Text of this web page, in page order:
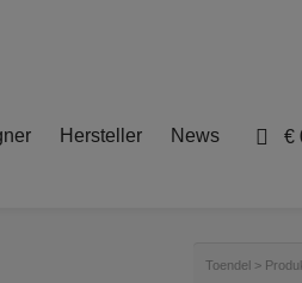
€
Hersteller News
Toendel >